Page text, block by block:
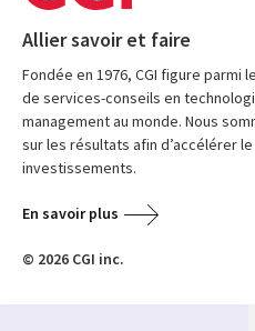
Allier savoir et faire
Fondée en 1976, CGI figure
de services-conseils en
management au monde. Nous
sur les résultats afin d’accélérer
investissements.
En savoir plus
© 2026 CGI inc.